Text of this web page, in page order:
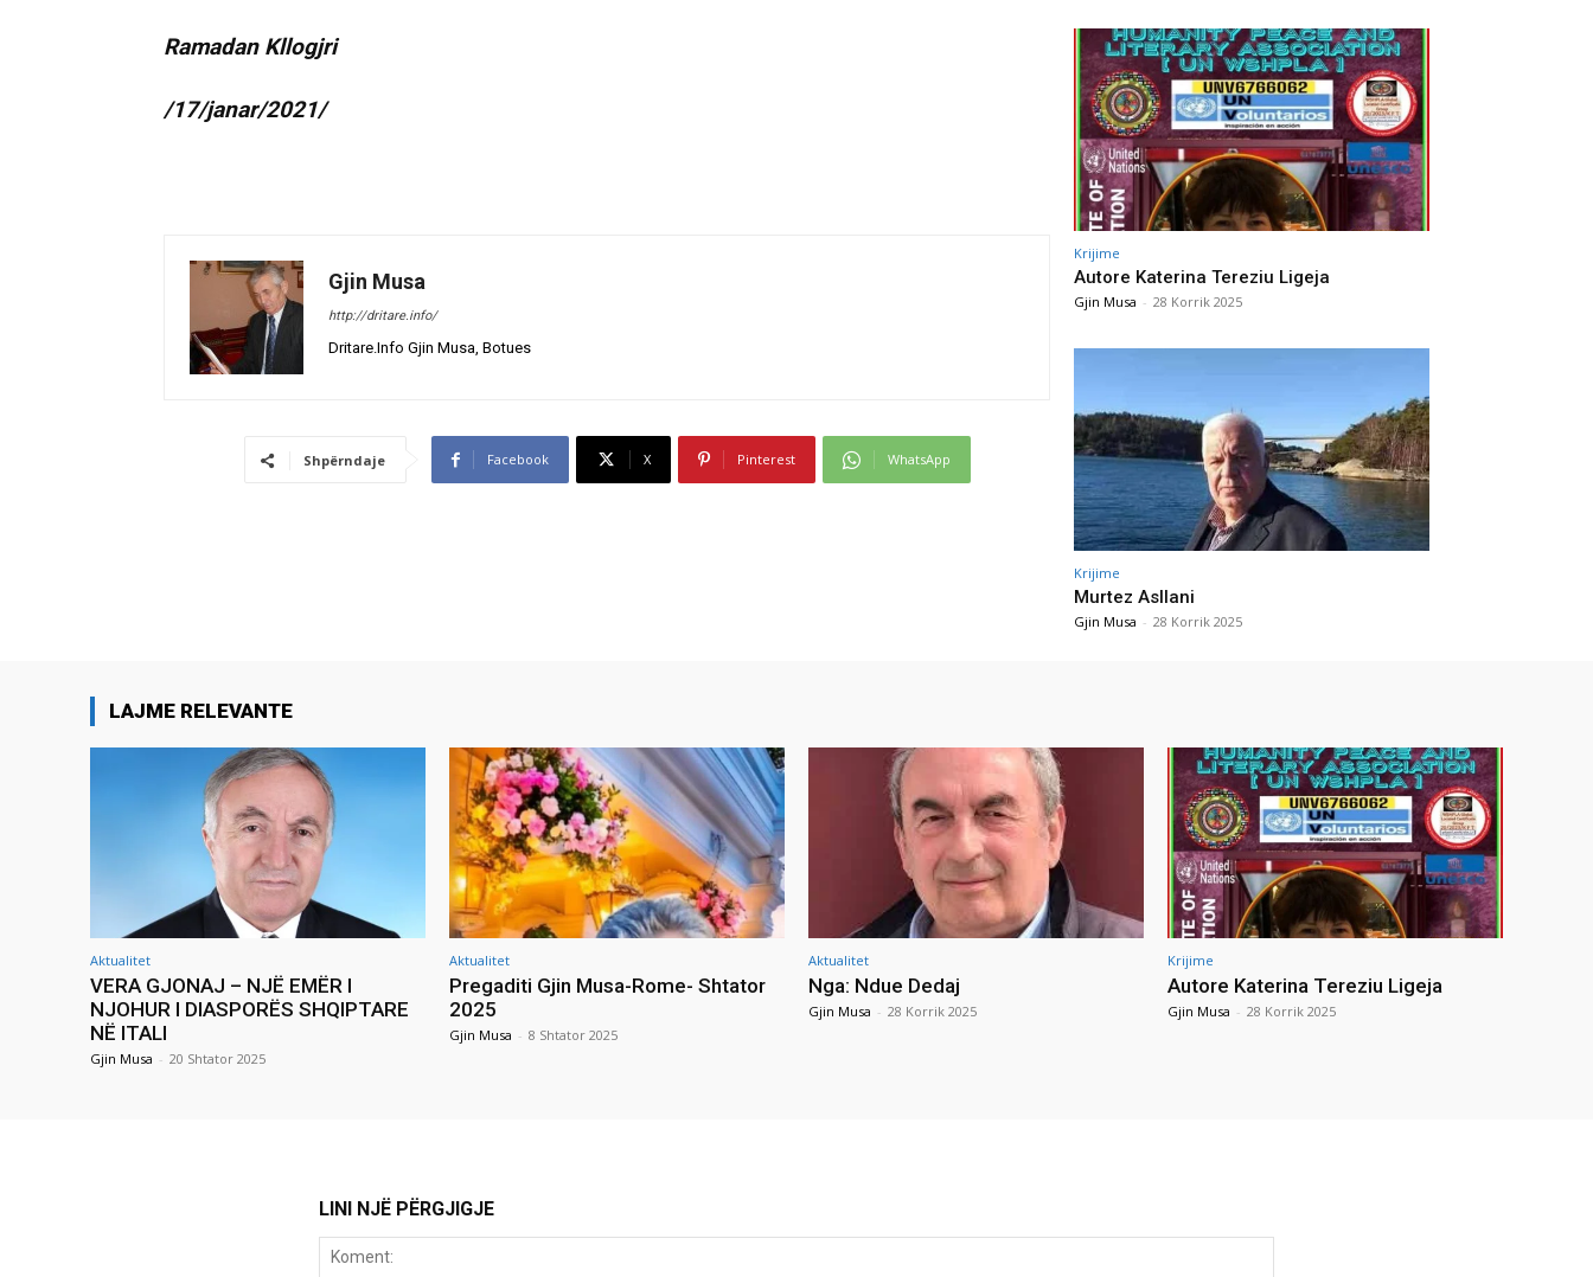
Ramadan Kllogjri
/17/janar/2021/
Gjin Musa
http://dritare.info/
Dritare.Info Gjin Musa, Botues
Shpërndaje Facebook X Pinterest WhatsApp
Krijime
Autore Katerina Tereziu Ligeja
Gjin Musa - 28 Korrik 2025
Krijime
Murtez Asllani
Gjin Musa - 28 Korrik 2025
LAJME RELEVANTE
Aktualitet
VERA GJONAJ – NJË EMËR I
NJOHUR I DIASPORËS SHQIPTARE
NË ITALI
Gjin Musa - 20 Shtator 2025
Aktualitet
Pregaditi Gjin Musa-Rome- Shtator
2025
Gjin Musa - 8 Shtator 2025
Aktualitet
Nga: Ndue Dedaj
Gjin Musa - 28 Korrik 2025
Krijime
Autore Katerina Tereziu Ligeja
Gjin Musa - 28 Korrik 2025
LINI NJË PËRGJIGJE